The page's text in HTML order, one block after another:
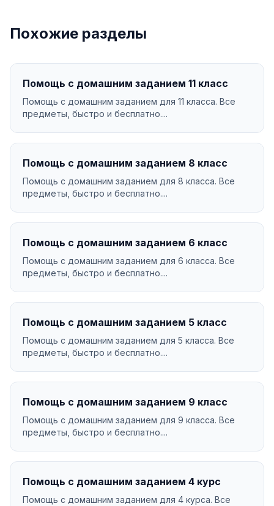
Похожие разделы
Помощь с домашним заданием 11 класс
Помощь с домашним заданием для 11 класса. Все
предметы, быстро и бесплатно....
Помощь с домашним заданием 8 класс
Помощь с домашним заданием для 8 класса. Все
предметы, быстро и бесплатно....
Помощь с домашним заданием 6 класс
Помощь с домашним заданием для 6 класса. Все
предметы, быстро и бесплатно....
Помощь с домашним заданием 5 класс
Помощь с домашним заданием для 5 класса. Все
предметы, быстро и бесплатно....
Помощь с домашним заданием 9 класс
Помощь с домашним заданием для 9 класса. Все
предметы, быстро и бесплатно....
Помощь с домашним заданием 4 курс
Помощь с домашним заданием для 4 курса. Все